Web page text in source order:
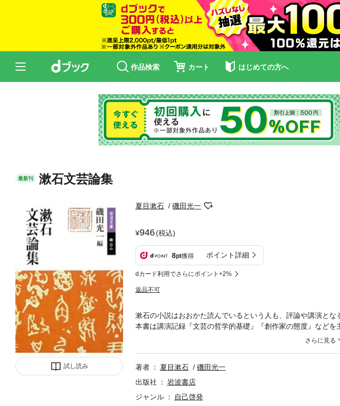
作品検索 カート はじめての方へ
最新刊 漱石文芸論集
試し読み
夏目漱石 磯田光一
946(税込)
8pt獲得 ポイント詳細
dカード利用でさらにポイント+2%
返品不可
漱石の小説はおおかた読んでいるという人も、評論や講演とな
本書は講演記録『文芸の哲学的基礎』『創作家の態度』などを
論にかかわる作品を選んで編成したもの。ここに尖鋭勁強な
著者 夏目漱石
磯田光一
出版社
岩波書店
ジャンル
自己啓発